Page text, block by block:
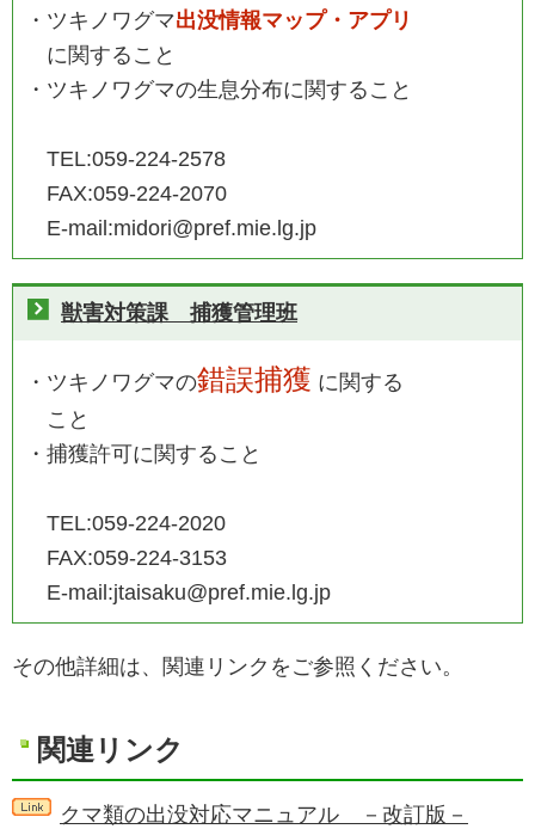
・ ツキノワグマ出没情報マップ・アプリ
に関すること
・ツキノワグマの生息分布に関すること
TEL:059-224-2578
FAX:059-224-2070
E-mail:midori@pref.mie.lg.jp
獣害対策課 捕獲管理班
・ツキノワグマの錯誤捕獲 に関する
こと
・捕獲許可に関すること
TEL:059-224-2020
FAX:059-224-3153
E-mail:jtaisaku@pref.mie.lg.jp
その他詳細は、関連リンクをご参照ください。
関連リンク
クマ類の出没対応マニュアル －改訂版－